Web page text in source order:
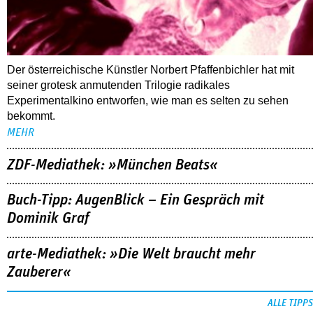
Der österreichische Künstler Norbert Pfaffenbichler hat mit
seiner grotesk anmutenden Trilogie radikales
Experimentalkino entworfen, wie man es selten zu sehen
bekommt.
MEHR
ZDF-Mediathek: »München Beats«
Buch-Tipp: AugenBlick – Ein Gespräch mit
Dominik Graf
arte-Mediathek: »Die Welt braucht mehr
Zauberer«
ALLE TIPPS